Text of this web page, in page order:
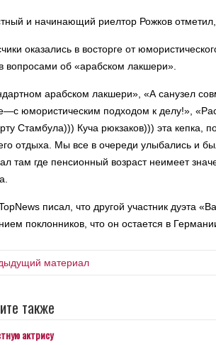
и начинающий риелтор Рожков
оказались в восторге от
вопросами об «арабском лакшери».
арабском лакшери», «А санузел
юмористическим подходом к делу!»,
Стамбула))) Куча рюкзаков))) эта кепка,
отдыха. Мы все в очереди улыбались и
там где пенсионный возраст неимеет
писал, что другой участник дуэта
поклонников, что он остается в
материал
также